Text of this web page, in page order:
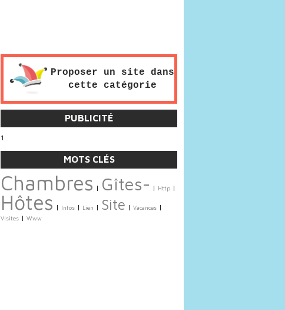
Proposer un site dans
cette catégorie
PUBLICITÉ
1
MOTS CLÉS
Chambres | Gîtes- | Http |
Hôtes | Infos | Lien | Site | Vacances |
Visites | Www